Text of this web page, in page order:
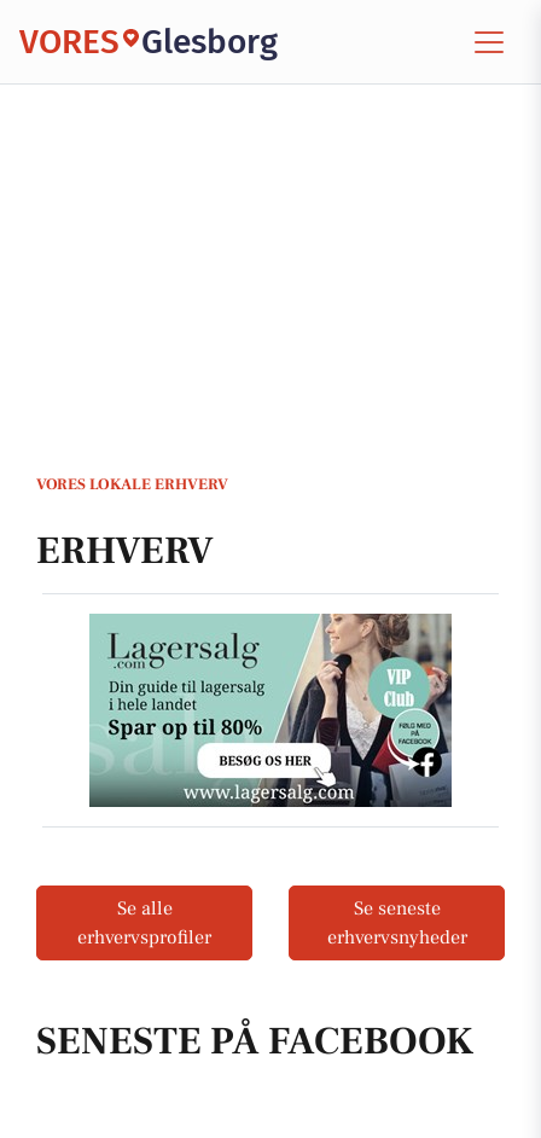
VORES Glesborg
VORES LOKALE ERHVERV
SENESTE PÅ FACEBOOK
ERHVERV
Se alle
erhvervsprofiler
Se seneste
erhvervsnyheder